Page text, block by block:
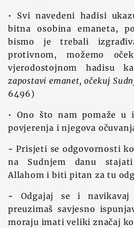
• Svi navedeni hadisi
bitna osobina emaneta,
bismo je trebali
protivnom, možemo
vjerodostojnom hadisu
zapostavi emanet, očekuj
6496)
• Ono što nam pomaže u
povjerenja i njegova
- Prisjeti se odgovornosti
na Sudnjem danu
Allahom i biti pitan za tu
- Odgajaj se i navikavaj
preuzimaš savjesno
moraju imati veliki značaj